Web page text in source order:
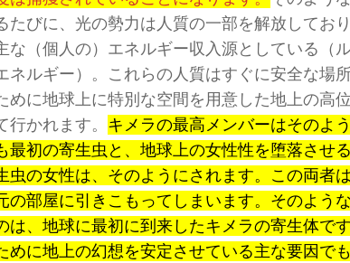
たびに、光の勢力は人質の一部を解放してお
な（個人の）エネルギー収入源としている（
ネルギー）。これらの人質はすぐに安全な場所
めに地球上に特別な空間を用意した地上の高
行かれます。 キメラの最高メンバーはそのよ
最初の寄生虫と、地球上の女性性を堕落させ
虫の女性は、そのようにされます。この両者
の部屋に引きこもってしまいます。そのよう
は、地球に最初に到来したキメラの寄生体で
めに地上の幻想を安定させている主な要因でも